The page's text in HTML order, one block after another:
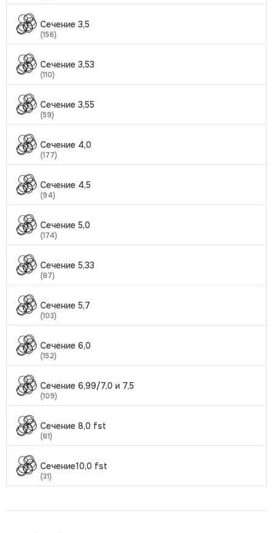
Сечение 3,5
(156)
Сечение 3,53
(110)
Сечение 3,55
(59)
Сечение 4,0
(177)
Сечение 4,5
(94)
Сечение 5,0
(174)
Сечение 5,33
(87)
Сечение 5,7
(103)
Сечение 6,0
(152)
Сечение 6,99/7,0 и 7,5
(109)
Сечение 8,0 fst
(61)
Сечение10,0 fst
(31)